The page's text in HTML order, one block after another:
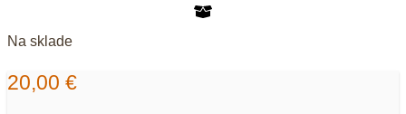
Na sklade
20,00 €